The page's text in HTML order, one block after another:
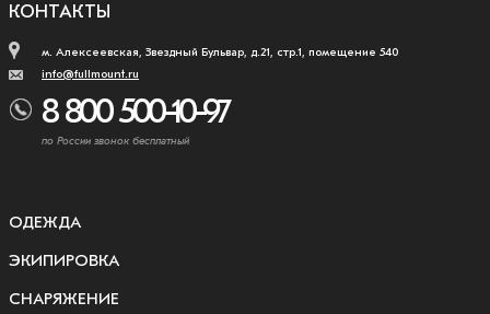
КОНТАКТЫ
м. Алексеевская, Звездный Бульвар, д.21, стр.1, помещение 540
info@fullmount.ru
8 800 500-10-97
по России звонок бесплатный
ОДЕЖДА
ЭКИПИРОВКА
СНАРЯЖЕНИЕ